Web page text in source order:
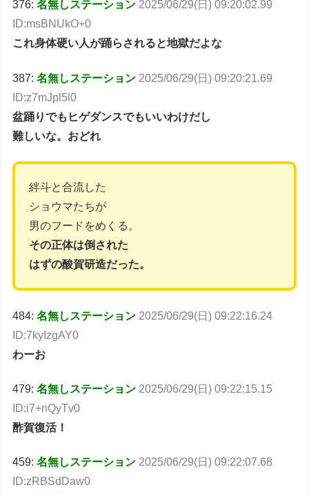
376:名無しステーション 2025/06/29(日) 09:20:02.99
ID:msBNUkO+0
これ身体硬い人が踊らされると地獄だよな
387:名無しステーション 2025/06/29(日) 09:20:21.69
ID:z7mJpl5l0
盆踊りでもヒゲダンスでもいいわけだし
難しいな。おどれ
絆斗と合流した
ショウマたちが
男のフードをめくる。
その正体は倒された
はずの酸賀研造だった。
484:名無しステーション 2025/06/29(日) 09:22:16.24
ID:7kyIzgAY0
わーお
479:名無しステーション 2025/06/29(日) 09:22:15.15
ID:i7+nQyTv0
酢賀復活！
459:名無しステーション 2025/06/29(日) 09:22:07.68
ID:zRBSdDaw0